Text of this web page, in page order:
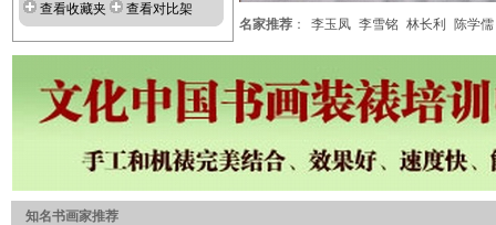
查看收藏夹
查看对比架
名家推荐 ： 李玉凤 李雪铭 林长利 陈学儒
知名书画家推荐